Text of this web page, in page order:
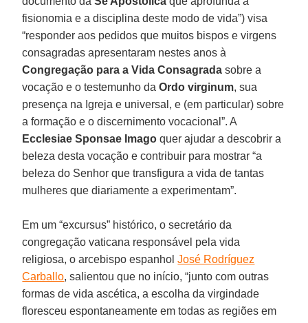
fisionomia e a disciplina deste modo de vida”) visa
“responder aos pedidos que muitos bispos e virgens
consagradas apresentaram nestes anos à
Congregação para a Vida Consagrada sobre a
vocação e o testemunho daOrdo virginum, sua
presença na Igreja e universal, e (em particular) sobre
a formação e o discernimento vocacional”. A
Ecclesiae Sponsae Imago quer ajudar a descobrir a
beleza desta vocação e contribuir para mostrar “a
beleza do Senhor que transfigura a vida de tantas
mulheres que diariamente a experimentam”.
Em um “excursus” histórico, o secretário da
congregação vaticana responsável pela vida
religiosa, o arcebispo espanholJosé Rodríguez
Carballo, salientou que no início, “junto com outras
formas de vida ascética, a escolha da virgindade
floresceu espontaneamente em todas as regiões em